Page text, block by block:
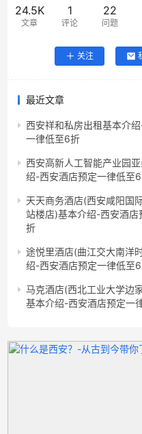
24.5K
文章
1
评论
22
问题
关注
最近文章
西安祥和私房出租基本介
一律低至6折
西安高新人工智能产业园
绍-西安酒店预定一律低至
天天商务酒店(西安咸阳国
站楼店)基本介绍-西安酒店
折
途悦里酒店(曲江交大南洋
绍-西安酒店预定一律低至
马克酒店(西北工业大学边
基本介绍-西安酒店预定一